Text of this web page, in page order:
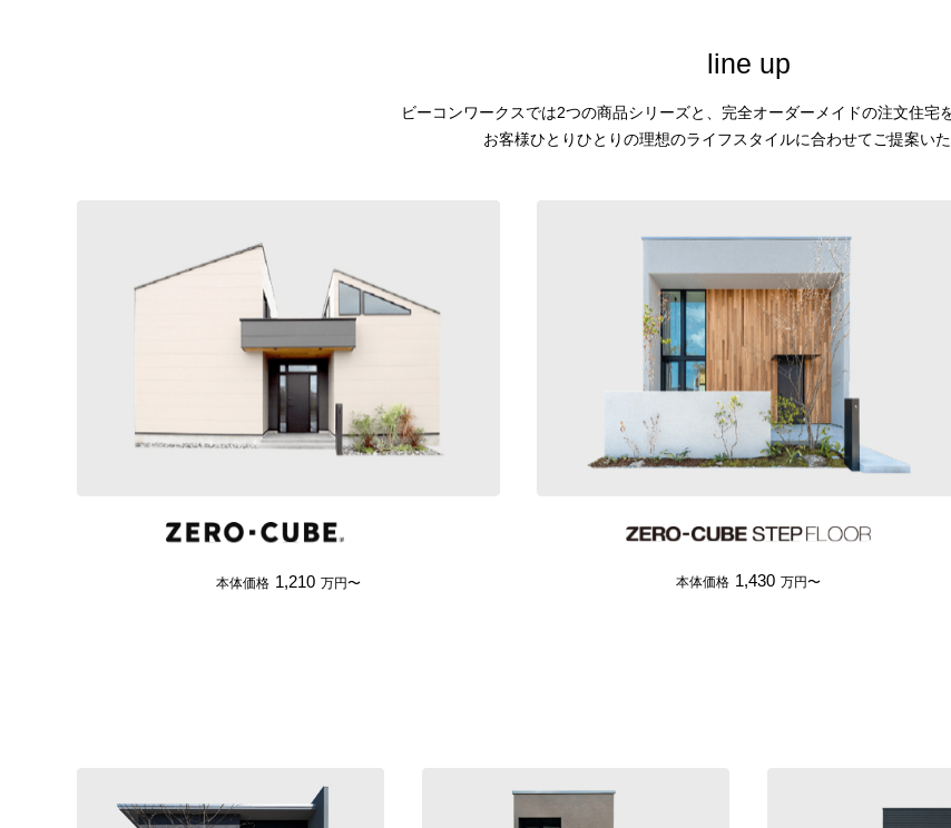
line up
ビーコンワークスでは2つの商品シリーズと、 完全オーダーメイドの注文住宅
お客様ひとりひとりの理想のライフスタイルに合わせてご提案いた
本体価格 1,210 万円〜 本体価格 1,430 万円〜